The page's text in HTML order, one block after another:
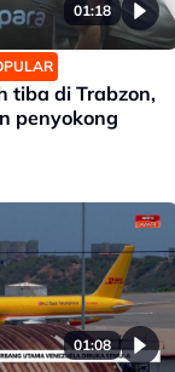
01:18
tiba di Trabzon,
penyokong
01:08